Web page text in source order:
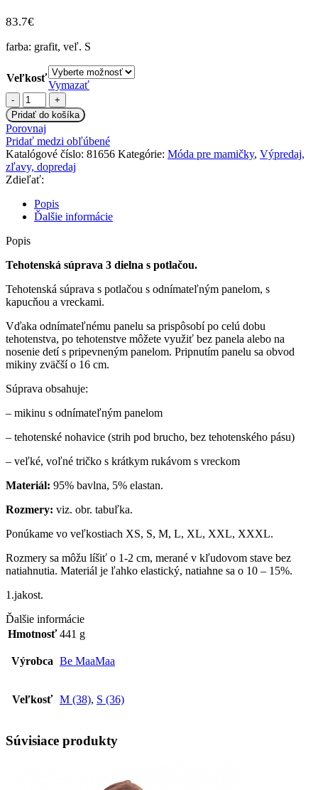
83.7€
farba: grafit, veľ. S
Veľkosť
Vymazať
množstvo
Be
MaaMaa
Tehotenská
súprava
3
dielna
s
potlačou
-
grafit
Pridať do košíka
Porovnaj
Pridať medzi obľúbené
Katalógové číslo: 81656 Kategórie: Móda pre mamičky, Výpredaj,
zľavy, dopredaj
Zdieľať:
Popis
Ďalšie informácie
Popis
Tehotenská súprava 3 dielna s potlačou.
Tehotenská súprava s potlačou s odnímateľným panelom, s
kapucňou a vreckami.
Vďaka odnímateľnému panelu sa prispôsobí po celú dobu
tehotenstva, po tehotenstve môžete využiť bez panela alebo na
nosenie detí s pripevneným panelom. Pripnutím panelu sa obvod
mikiny zväčší o 16 cm.
Súprava obsahuje:
– mikinu s odnímateľným panelom
– tehotenské nohavice (strih pod brucho, bez tehotenského pásu)
– veľké, voľné tričko s krátkym rukávom s vreckom
Materiál: 95% bavlna, 5% elastan.
Rozmery: viz. obr. tabuľka.
Ponúkame vo veľkostiach XS, S, M, L, XL, XXL, XXXL.
Rozmery sa môžu líšiť o 1-2 cm, merané v kľudovom stave bez
natiahnutia. Materiál je ľahko elastický, natiahne sa o 10 – 15%.
1.jakost.
Ďalšie informácie
Hmotnosť 441 g
Výrobca Be MaaMaa
Veľkosť M (38), S (36)
Súvisiace produkty